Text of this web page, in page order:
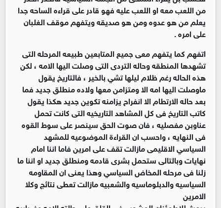
من اللعب معه او اللعب عليه فهو قادر على قراءه الساحه جدا
يعلم من هو عدوه ومن هو صديقه ويتفهم موقف الغلبان
على امره .
اتفهم كما يتفهم معى جميع المتابعين طبيعه المرحله التى
تشهدها المنطقه وحاله التردى التى وصلت اليها الامه ، لكن
هذه الحاله رغم ظلام ليلها تشي بالخير ، فالتاريخ يقول
ماوصلت اليها امه الا ومتزامن معها ولاده منطلق جديد فما
بعد حاله الارتطام الا انفراح يزامنه تكوين جديد هكذا يقول
كاتب التاريخ فى كل المشاهد التاريخيه التى كانت تحمل
عناوبن مفصليه ، فان صوت الحق سينصر على سوط القوه
فى النهايه ، واحسب ان القراءة الموضوعيه للمشهد
السياسي الاقليمى مازالت تقف على امرين فاما اننا امام
نهايات وبالتالى ستحمل بشرى قادمه ومنطلق جديد او اننا ما
زلنا فى مرحله المخاض السياسي وهذا يعنى ان المقاومه
السياسيه والدبلوماسيه والشعبيه مازالت تعطى نتائج وكلا
الامرين